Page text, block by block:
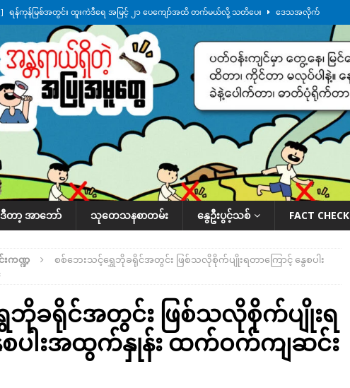
ရန်ကုန်မြစ်အတွင်း ထူးကဲဒီရေ အ​မြင့် ၂၁ ပေကျော်အထိ တက်မယ်လို့ သတိပေး ဒေသအလိုက်
လွှတ်တော်ကို ရောက်လာတဲ့ ဦးမင်အောင်လှိုင်ကို ထိုင်းလွှတ်တော်အမတ် အော်ဟစ်ဆန္ဒပြ
] တာကျိုးပြီး ခုနှစ်ရက်မြောက်နေ့မှာ ငသိုင်းချောင်းမြို့ကို ရေစတင်ရောက်ရှိ ဒေသအလိုက် သတင်း
လေးမျက်နှာမှာ ရေဘေးကူနေတဲ့ ငသိုင်းချောင်းဒေသခံ လူငယ်တဦး ရေစီးနဲ့မျောပါသေဆုံး
ဍ
] လေးမျက်နှာ၊ အိုင်သပြုအနီးတဝိုက် ရေအနည်းငယ် ပြန်ကျ၊ ငါးသိုင်းချောင်းမြို့ပေါ် ရေတက်
းကဏ္ဍ
ာ့ အာဘော် သုတေသနစာတမ်း နွေဦးပွင့်သစ် FACT CHECK
ကဏ္ဍ
စစ်ဘေးသင့်ရွှေဘိုခရိုင်အတွင်း ဖြစ်သလိုစိုက်ပျိုးရတာကြောင့် နွေစပါး
ဘိုခရိုင်အတွင်း ဖြစ်သလိုစိုက်ပျိုးရ
စပါးအထွက်နှုန်း ထက်ဝက်ကျဆင်း